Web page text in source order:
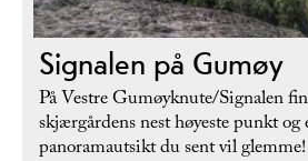
Signalen på Gumøy
På Vestre Gumøyknute/Signalen
skjærgårdens nest høyeste punkt og
panoramautsikt du sent vil glemme!